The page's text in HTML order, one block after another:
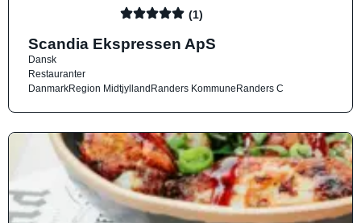
(1)
Scandia Ekspressen ApS
Dansk
Restauranter
DanmarkRegion MidtjyllandRanders KommuneRanders C